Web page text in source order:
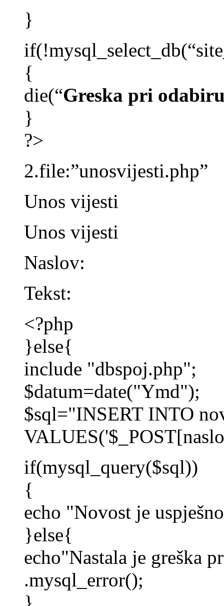
}
{
die(“Greska pri
}
?>
2.file:”unosvijesti.php”
Unos vijesti
Unos vijesti
Naslov:
Tekst:
<?php
}else{
include "dbspoj.php";
$datum=date("Ymd");
$sql="INSERT INTO
if(mysql_query($sql))
{
echo "Novost je
}else{
echo"Nastala je greška
.mysql_error();